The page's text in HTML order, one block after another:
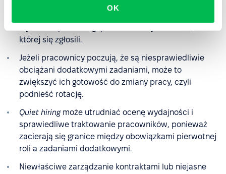
OK
rozmycia ich profesjonalnej roli i identyfikacji
której się zgłosili.
Jeżeli pracownicy poczują, że są niesprawiedliwie
obciążani dodatkowymi zadaniami, może to
zwiększyć ich gotowość do zmiany pracy, czyli
podnieść rotację.
Quiet hiringmoże utrudniać ocenę wydajności i
sprawiedliwe traktowanie pracowników, ponieważ
zacierają się granice między obowiązkami pierwotnej
roli a zadaniami dodatkowymi.
Niewłaściwe zarządzanie kontraktami lub niejasne